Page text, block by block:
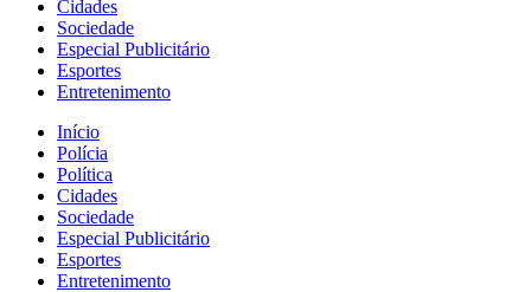
Cidades
Sociedade
Especial Publicitário
Esportes
Entretenimento
Início
Polícia
Política
Cidades
Sociedade
Especial Publicitário
Esportes
Entretenimento